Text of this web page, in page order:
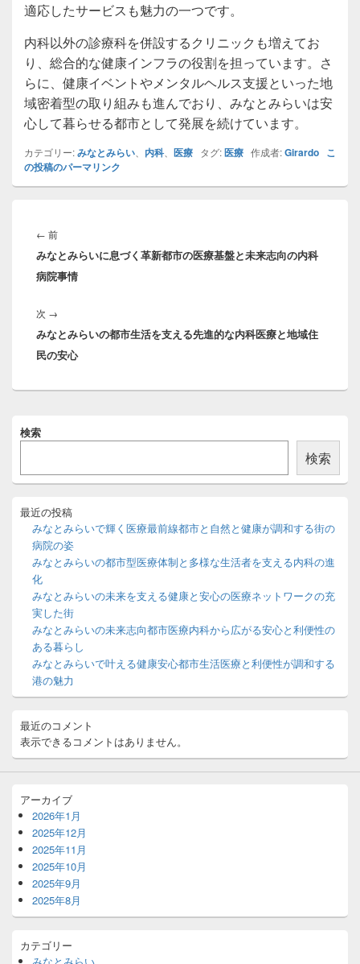
適応したサービスも魅力の一つです。
内科以外の診療科を併設するクリニックも増えてお
り、総合的な健康インフラの役割を担っています。さ
らに、健康イベントやメンタルヘルス支援といった地
域密着型の取り組みも進んでおり、みなとみらいは安
心して暮らせる都市として発展を続けています。
カテゴリー:みなとみらい 内科、 医療 タグ:医療 作成者:Girardo こ
の投稿のパーマリンク
稿
ナ
ビ
ゲ
シ
ョ
ン
← 前前
の
投
みなとみらいに息づく革新都市の医療基盤と未来志向の内科
病院事情
次 →
の
投
みなとみらいの都市生活を支える先進的な内科医療と地域住
民の安心
イ
イ
バ
検索
検索
最近の投稿
みなとみらいで輝く医療最前線都市と自然と健康が調和する街の
病院の姿
みなとみらいの都市型医療体制と多様な生活者を支える内科の進
化
みなとみらいの未来を支える健康と安心の医療ネットワークの充
実した街
みなとみらいの未来志向都市医療内科から広がる安心と利便性の
ある暮らし
みなとみらいで叶える健康安心都市生活医療と利便性が調和する
港の魅力
最近のコメント
表示できるコメントはありません。
アーカイブ
2026年1月
2025年12月
2025年11月
2025年10月
2025年9月
2025年8月
カテゴリー